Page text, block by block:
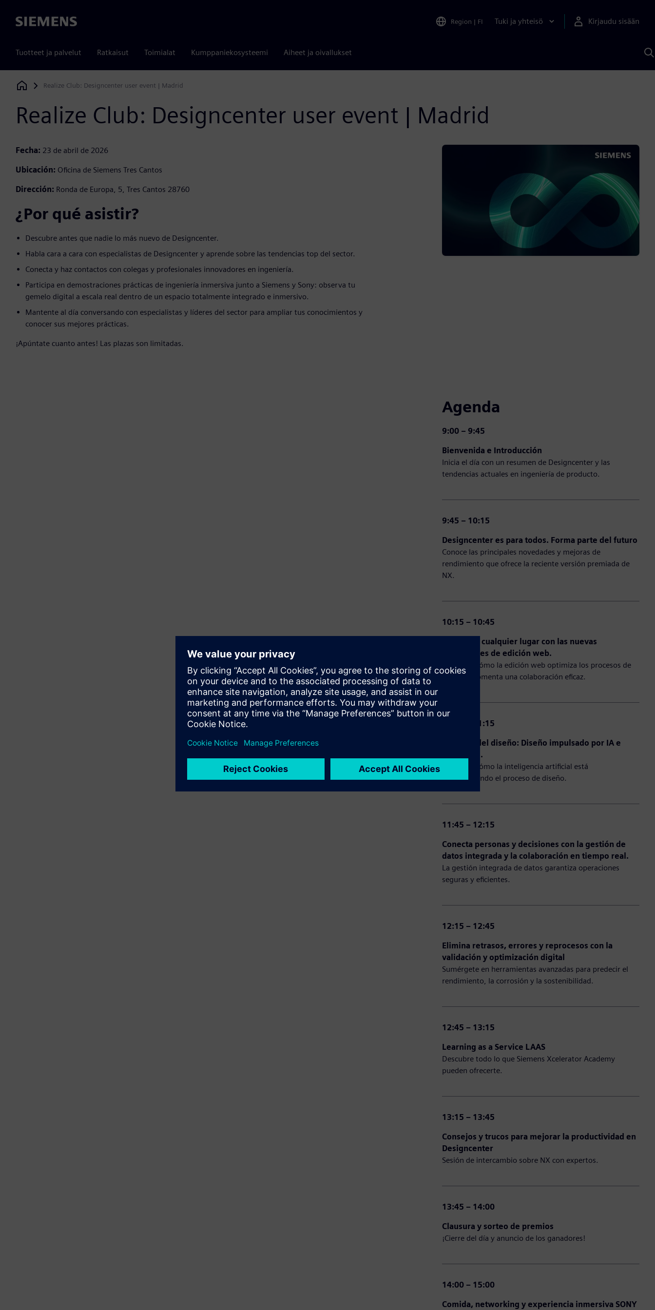
Siemens Region | FI Tuki ja yhteisö Kirjaudu sisään
Tuotteet ja palvelut Ratkaisut Toimialat Kumppaniekosysteemi Aiheet ja oivallukset
Siemens Digital Industries Software
Realize Club: Designcenter user event | Madrid
Realize Club: Designcenter user event | Madrid
Fecha: 23 de abril de 2026
Ubicación: Oficina de Siemens Tres Cantos
Dirección: Ronda de Europa, 5, Tres Cantos 28760
¿Por qué asistir?
Descubre antes que nadie lo más nuevo de Designcenter.
Habla cara a cara con especialistas de Designcenter y aprende sobre las tendencias top del sector.
Conecta y haz contactos con colegas y profesionales innovadores en ingeniería.
Participa en demostraciones prácticas de ingeniería inmersiva junto a Siemens y Sony: observa tu
gemelo digital a escala real dentro de un espacio totalmente integrado e inmersivo.
Mantente al día conversando con especialistas y líderes del sector para ampliar tus conocimientos y
conocer sus mejores prácticas.
¡Apúntate cuanto antes! Las plazas son limitadas.
Agenda
9:00 – 9:45
Bienvenida e Introducción
Inicia el día con un resumen de Designcenter y las
tendencias actuales en ingeniería de producto.
9:45 – 10:15
Designcenter es para todos. Forma parte del futuro
Conoce las principales novedades y mejoras de
rendimiento que ofrece la reciente versión premiada de
NX.
10:15 – 10:45
Diseña en cualquier lugar con las nuevas
capacidades de edición web.
Descubre cómo la edición web optimiza los procesos de
trabajo y fomenta una colaboración eficaz.
10:45 – 11:15
El futuro del diseño: Diseño impulsado por IA e
inmersivo.
Descubre cómo la inteligencia artificial está
transformando el proceso de diseño.
11:45 – 12:15
Conecta personas y decisiones con la gestión de
datos integrada y la colaboración en tiempo real.
La gestión integrada de datos garantiza operaciones
seguras y eficientes.
12:15 – 12:45
Elimina retrasos, errores y reprocesos con la
validación y optimización digital
Sumérgete en herramientas avanzadas para predecir el
rendimiento, la corrosión y la sostenibilidad.
12:45 – 13:15
Learning as a Service LAAS
Descubre todo lo que Siemens Xcelerator Academy
pueden ofrecerte.
13:15 – 13:45
Consejos y trucos para mejorar la productividad en
Designcenter
Sesión de intercambio sobre NX con expertos.​
13:45 – 14:00
Clausura y sorteo de premios
¡Cierre del día y anuncio de los ganadores!
14:00 – 15:00
Comida, networking y experiencia inmersiva SONY